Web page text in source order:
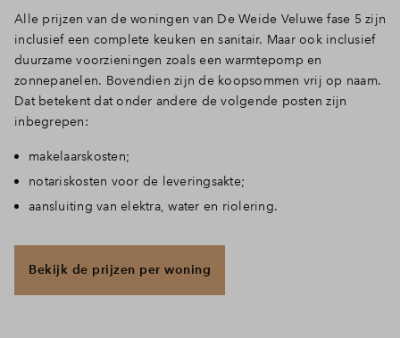
Alle prijzen van de woningen van De Weide Veluwe fase 5 zijn
inclusief een complete keuken en sanitair. Maar ook inclusief
duurzame voorzieningen zoals een warmtepomp en
zonnepanelen. Bovendien zijn de koopsommen vrij op naam.
Dat betekent dat onder andere de volgende posten zijn
inbegrepen:
makelaarskosten;
notariskosten voor de leveringsakte;
aansluiting van elektra, water en riolering.
Bekijk de prijzen per woning